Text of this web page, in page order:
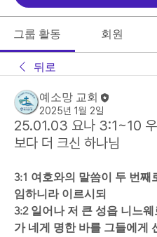
그룹 활동 회원
뒤로
예소망 교회
2025년 1월 2일
25.01.03 요나 3:1~10
보다 더 크신 하나님
3:1 여호와의 말씀이 두 번째
임하니라 이르시되
3:2 일어나 저 큰 성읍 니느웨
가 네게 명한 바를 그들에게